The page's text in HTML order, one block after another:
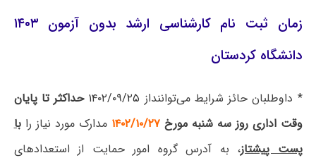
زمان ثبت نام کارشناسی ارشد بدون آزمون ۱۴۰۳
دانشگاه کردستان
* داوطلبان حائز شرایط می‌تواننداز ۱۴۰۲/۰۹/۲۵ حداکثر تا پایان
وقت اداری روز سه شنبه مورخ۱۴۰۲/۱۰/۲۷ مدارک مورد نیاز رابا
پست پیشتاز، به آدرس گروه امور حمایت از استعدادهای